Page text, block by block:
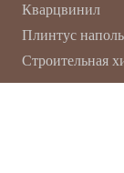
Кварцвинил
Плинтус
Строительная